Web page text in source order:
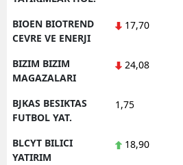
BIOEN BIOTREND
CEVRE VE ENERJI
17,70
BIZIM BIZIM
MAGAZALARI
24,08
BJKAS BESIKTAS
FUTBOL YAT.
1,75
BLCYT BILICI
YATIRIM
18,90